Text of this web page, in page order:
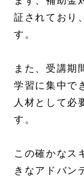
証されており
す。
また、受講期
学習に集中で
人材として必
す。
この確かなス
きなアドバン